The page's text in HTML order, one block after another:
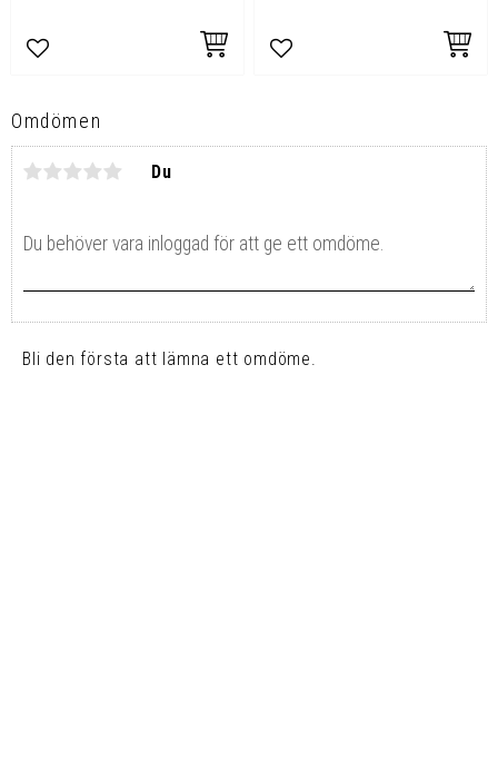
Omdömen
Du
Bli den första att lämna ett omdöme.
Lägg till i favoriter Lägg till i favoriter